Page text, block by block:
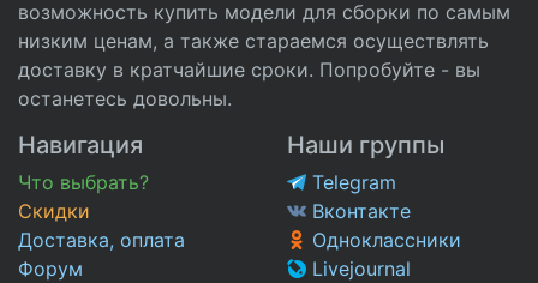
возможность купить модели для сборки по самым
низким ценам, а также стараемся осуществлять
доставку в кратчайшие сроки. Попробуйте - вы
останетесь довольны.
Навигация
Что выбрать?
Скидки
Доставка, оплата
Форум
Наши группы
Telegram
Вконтакте
Одноклассники
Livejournal